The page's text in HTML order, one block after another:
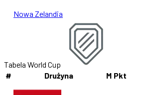
Nowa Zelandia
Tabela World Cup
#
Drużyna M Pkt